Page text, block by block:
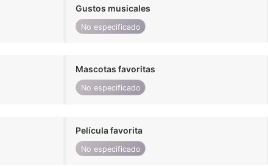
Gustos musicales
No especificado
Mascotas favoritas
No especificado
Película favorita
No especificado